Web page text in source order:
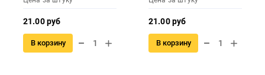
21.00 руб
В корзину
21.00 руб
В корзину